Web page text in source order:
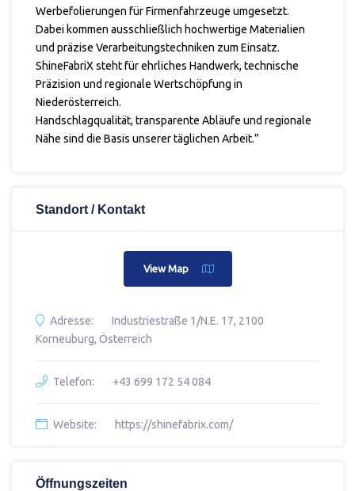
Werbefolierungen für Firmenfahrzeuge umgesetzt.
Dabei kommen ausschließlich hochwertige Materialien
und präzise Verarbeitungstechniken zum Einsatz.
ShineFabriX steht für ehrliches Handwerk, technische
Präzision und regionale Wertschöpfung in
Niederösterreich.
Handschlagqualität, transparente Abläufe und regionale
Nähe sind die Basis unserer täglichen Arbeit.”
Standort / Kontakt
View Map
Adresse:
Industriestraße 1/N.E. 17, 2100
Korneuburg, Österreich
Telefon: +43 699 172 54 084
Website: https://shinefabrix.com/
Öffnungszeiten